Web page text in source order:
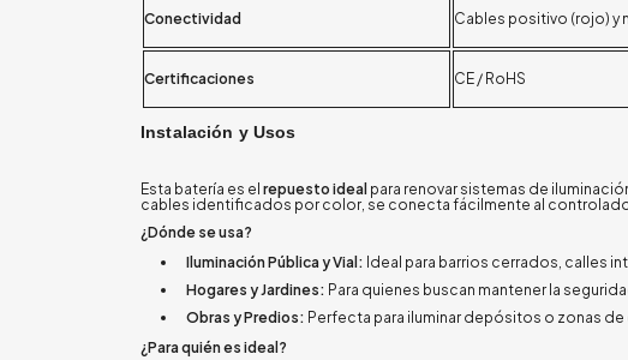
Conectividad Cables positivo (rojo) y
Certificaciones CE / RoHS
Instalación y Usos
Esta batería es el repuesto ideal para renovar sistemas de
cables identificados por color, se conecta fácilmente al
¿Dónde se usa?
Iluminación Pública y Vial: Ideal para barrios cerrados, calles
Hogares y Jardines: Para quienes buscan mantener la
Obras y Predios: Perfecta para iluminar depósitos o zonas
¿Para quién es ideal?